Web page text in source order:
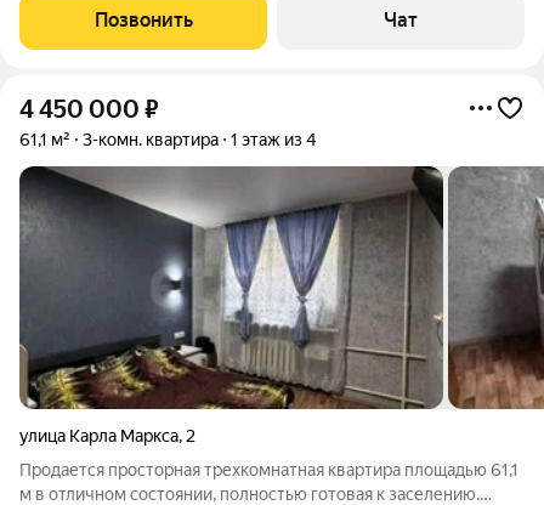
полногабаритного дома. Комнаты изолированные (на обе
стороны дома), санузел раздельный,
Позвонить Чат
4 450 000 ₽
61,1 м² 3-комн. квартира 1 этаж из 4
улица Карла Маркса, 2
Продается просторная трехкомнатная квартира площадью 61,1
м в отличном состоянии, полностью готовая к заселению.